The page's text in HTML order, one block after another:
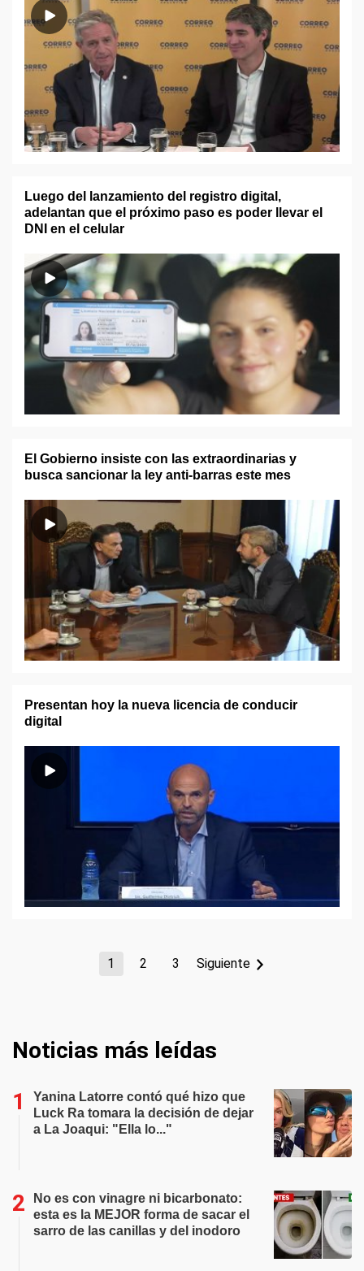
Luego del lanzamiento del registro digital,
adelantan que el próximo paso es poder llevar el
DNI en el celular
El Gobierno insiste con las extraordinarias y
busca sancionar la ley anti-barras este mes
Presentan hoy la nueva licencia de conducir
digital
1 2 3 Siguiente
Noticias más leídas
Yanina Latorre contó qué hizo que
Luck Ra tomara la decisión de dejar
a La Joaqui: "Ella lo..."
No es con vinagre ni bicarbonato:
esta es la MEJOR forma de sacar el
sarro de las canillas y del inodoro